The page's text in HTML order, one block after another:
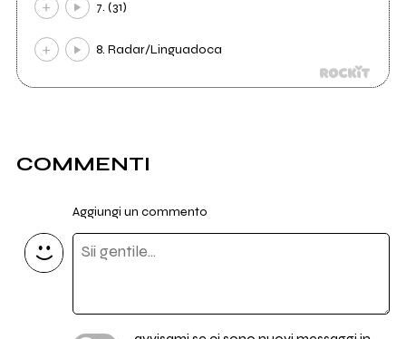
7. (31)
8. Radar/Linguadoca
COMMENTI
Aggiungi un commento